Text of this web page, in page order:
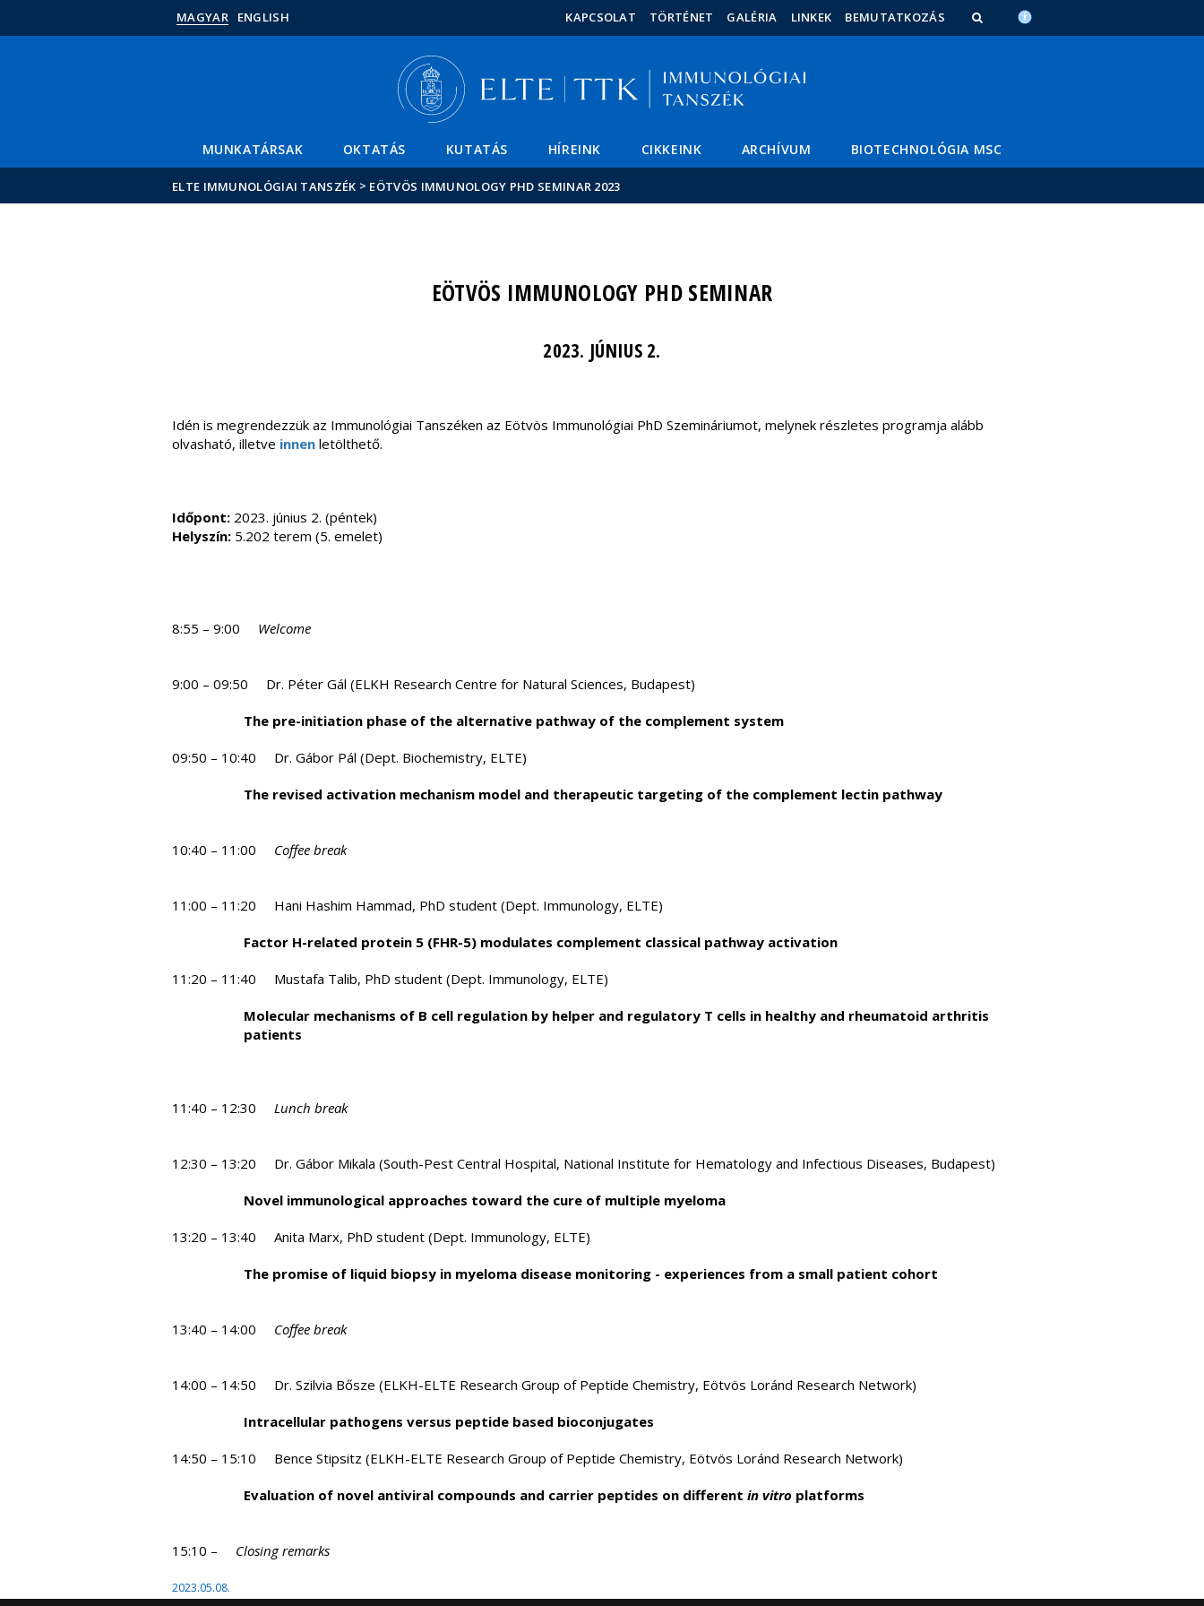
Hírek
Események
ELTE a
MAGYAR ENGLISH KAPCSOLAT TÖRTÉNET GALÉRIA LINKEK BEMUTATKOZÁS
MUNKATÁRSAK OKTATÁS KUTATÁS HÍREINK CIKKEINK ARCHÍVUM BIOTECHNOLÓGIA MSC
ELTE IMMUNOLÓGIAI TANSZÉK > EÖTVÖS IMMUNOLOGY PHD SEMINAR 2023
EÖTVÖS IMMUNOLOGY PHD SEMINAR
2023. JÚNIUS 2.
Idén is megrendezzük az Immunológiai Tanszéken az Eötvös Immunológiai PhD Szemináriumot, melynek részletes programja alább
olvasható, illetve innen letölthető.
Időpont: 2023. június 2. (péntek)
Helyszín: 5.202 terem (5. emelet)
8:55 – 9:00 Welcome
9:00 – 09:50 Dr. Péter Gál (ELKH Research Centre for Natural Sciences, Budapest)
The pre-initiation phase of the alternative pathway of the complement system
09:50 – 10:40 Dr. Gábor Pál (Dept. Biochemistry, ELTE)
The revised activation mechanism model and therapeutic targeting of the complement lectin pathway
10:40 – 11:00 Coffee break
11:00 – 11:20 Hani Hashim Hammad, PhD student (Dept. Immunology, ELTE)
Factor H-related protein 5 (FHR-5) modulates complement classical pathway activation
11:20 – 11:40 Mustafa Talib, PhD student (Dept. Immunology, ELTE)
Molecular mechanisms of B cell regulation by helper and regulatory T cells in healthy and rheumatoid arthritis
patients
11:40 – 12:30 Lunch break
12:30 – 13:20 Dr. Gábor Mikala (South-Pest Central Hospital, National Institute for Hematology and Infectious Diseases, Budapest)
Novel immunological approaches toward the cure of multiple myeloma
13:20 – 13:40 Anita Marx, PhD student (Dept. Immunology, ELTE)
The promise of liquid biopsy in myeloma disease monitoring - experiences from a small patient cohort
13:40 – 14:00 Coffee break
14:00 – 14:50 Dr. Szilvia Bősze (ELKH-ELTE Research Group of Peptide Chemistry, Eötvös Loránd Research Network)
Intracellular pathogens versus peptide based bioconjugates
14:50 – 15:10 Bence Stipsitz (ELKH-ELTE Research Group of Peptide Chemistry, Eötvös Loránd Research Network)
Evaluation of novel antiviral compounds and carrier peptides on different in vitro platforms
15:10 – Closing remarks
2023.05.08.